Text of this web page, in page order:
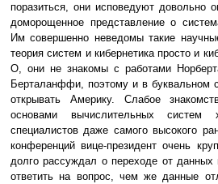
поразиться, они исповедуют довольно
доморощенное представление о
Им совершенно неведомы такие
теория систем и кибернетика просто и
О, они не знакомы с работами
Берталанффи, поэтому и в буквальном
открывать Америку. Слабое
основами вычислительных систем
специалистов даже самого высокого
конференций вице-президент очень
долго рассуждал о переходе от
ответить на вопрос, чем же данные